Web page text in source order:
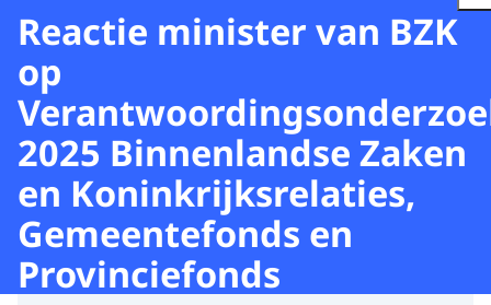
Reactie minister van BZK
op
2025 Binnenlandse Zaken
en Koninkrijksrelaties,
Gemeentefonds en
Provinciefonds